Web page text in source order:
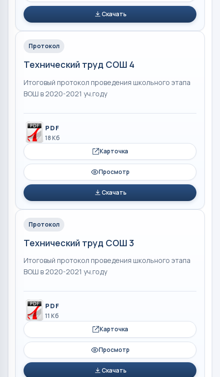
Скачать
Протокол
Технический труд СОШ 4
Итоговый протокол проведения школьного этапа
ВОШ в 2020-2021 уч.году
PDF
18 Кб
Карточка
Просмотр
Скачать
Протокол
Технический труд СОШ 3
Итоговый протокол проведения школьного этапа
ВОШ в 2020-2021 уч.году
PDF
11 Кб
Карточка
Просмотр
Скачать